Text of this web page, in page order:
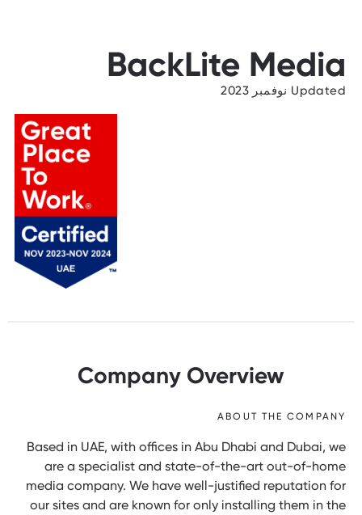
BackLite Media
Updated نوفمبر 2023
Company Overview
ABOUT THE COMPANY
Based in UAE, with offices in Abu Dhabi and Dubai, we
are a specialist and state-of-the-art out-of-home
media company. We have well-justified reputation for
our sites and are known for only installing them in the